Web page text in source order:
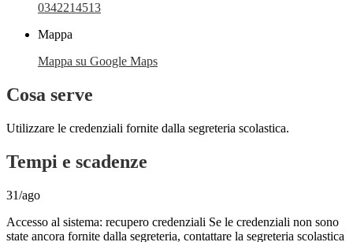
0342214513
Mappa
Mappa su Google Maps
Cosa serve
Utilizzare le credenziali fornite dalla segreteria scolastica.
Tempi e scadenze
31/ago
Accesso al sistema: recupero credenziali Se le credenziali non sono
state ancora fornite dalla segreteria, contattare la segreteria scolastica